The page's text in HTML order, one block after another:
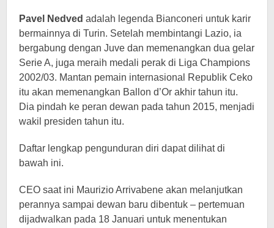
Pavel Nedved adalah legenda Bianconeri untuk karir
bermainnya di Turin. Setelah membintangi Lazio, ia
bergabung dengan Juve dan memenangkan dua gelar
Serie A, juga meraih medali perak di Liga Champions
2002/03. Mantan pemain internasional Republik Ceko
itu akan memenangkan Ballon d’Or akhir tahun itu.
Dia pindah ke peran dewan pada tahun 2015, menjadi
wakil presiden tahun itu.
Daftar lengkap pengunduran diri dapat dilihat di
bawah ini.
CEO saat ini Maurizio Arrivabene akan melanjutkan
perannya sampai dewan baru dibentuk – pertemuan
dijadwalkan pada 18 Januari untuk menentukan